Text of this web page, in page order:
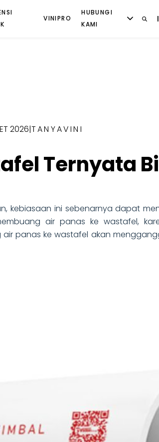
VINIPRO
HUBUNGI
KAMI
2026|TANYAVINI
Ternyata
kebiasaan ini sebenarnya dapat
air panas ke wastafel,
panas ke wastafel akan